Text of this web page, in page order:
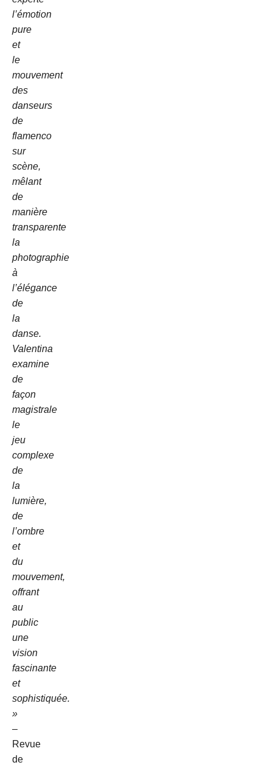
l’émotion
pure
et
le
mouvement
des
danseurs
de
flamenco
sur
scène,
mêlant
de
manière
transparente
la
photographie
à
l’élégance
de
la
danse.
Valentina
examine
de
façon
magistrale
le
jeu
complexe
de
la
lumière,
de
l’ombre
et
du
mouvement,
offrant
au
public
une
vision
fascinante
et
sophistiquée.
»
–
Revue
de